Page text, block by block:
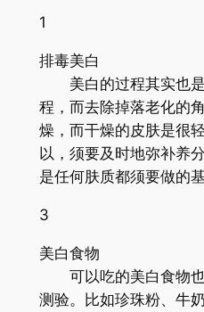
1
排毒美白
美白的过程其实也是
程，而去除掉落老化的
燥，而干燥的皮肤是很
以，须要及时地弥补养
是任何肤质都须要做的基
3
美白食物
可以吃的美白食物也
测验。比如珍珠粉、牛